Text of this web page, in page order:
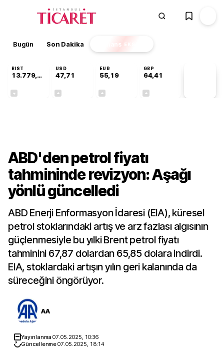
Bugün Son Dakika Finans EKSTRA
BIST
13.779,39
USD
47,71
EUR
55,19
GBP
64,41
ABD'den petrol fiyatı
tahmininde revizyon: Aşağı
yönlü güncelledi
ABD Enerji Enformasyon İdaresi (EIA), küresel
petrol stoklarındaki artış ve arz fazlası algısının
güçlenmesiyle bu yılki Brent petrol fiyatı
tahminini 67,87 dolardan 65,85 dolara indirdi.
EIA, stoklardaki artışın yılın geri kalanında da
süreceğini öngörüyor.
AA
Yayınlanma07.05.2025, 10:36
Güncellenme07.05.2025, 18:14